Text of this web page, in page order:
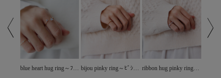
blue heart hug ring～ﾌﾞﾙｰﾊｰﾄﾊｸﾞﾘﾝｸﾞ bijou pinky ring～ﾋﾞｼﾞｭｰﾋﾟﾝｷｰﾘﾝｸﾞ ribbon hug pinky ring～ﾘﾎﾞﾝﾊｸﾞﾋﾟﾝｷｰﾘﾝｸﾞ